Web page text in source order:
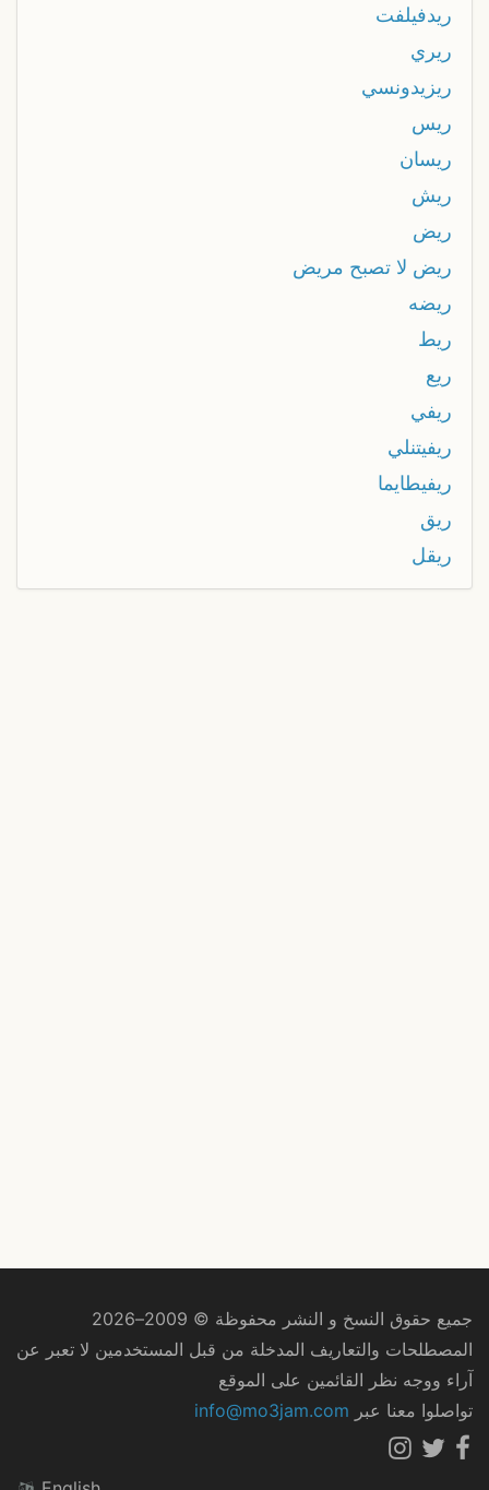
ريدفيلفت
ريري
ريزيدونسي
ريس
ريسان
ريش
ريض
ريض لا تصبح مريض
ريضه
ريط
ريع
ريفي
ريفيتنلي
ريفيطايما
ريق
ريقل
جميع حقوق النسخ و النشر محفوظة © 2009–2026
المصطلحات والتعاريف المدخلة من قبل المستخدمين لا تعبر عن
آراء ووجه نظر القائمين على الموقع
تواصلوا معنا عبر info@mo3jam.com